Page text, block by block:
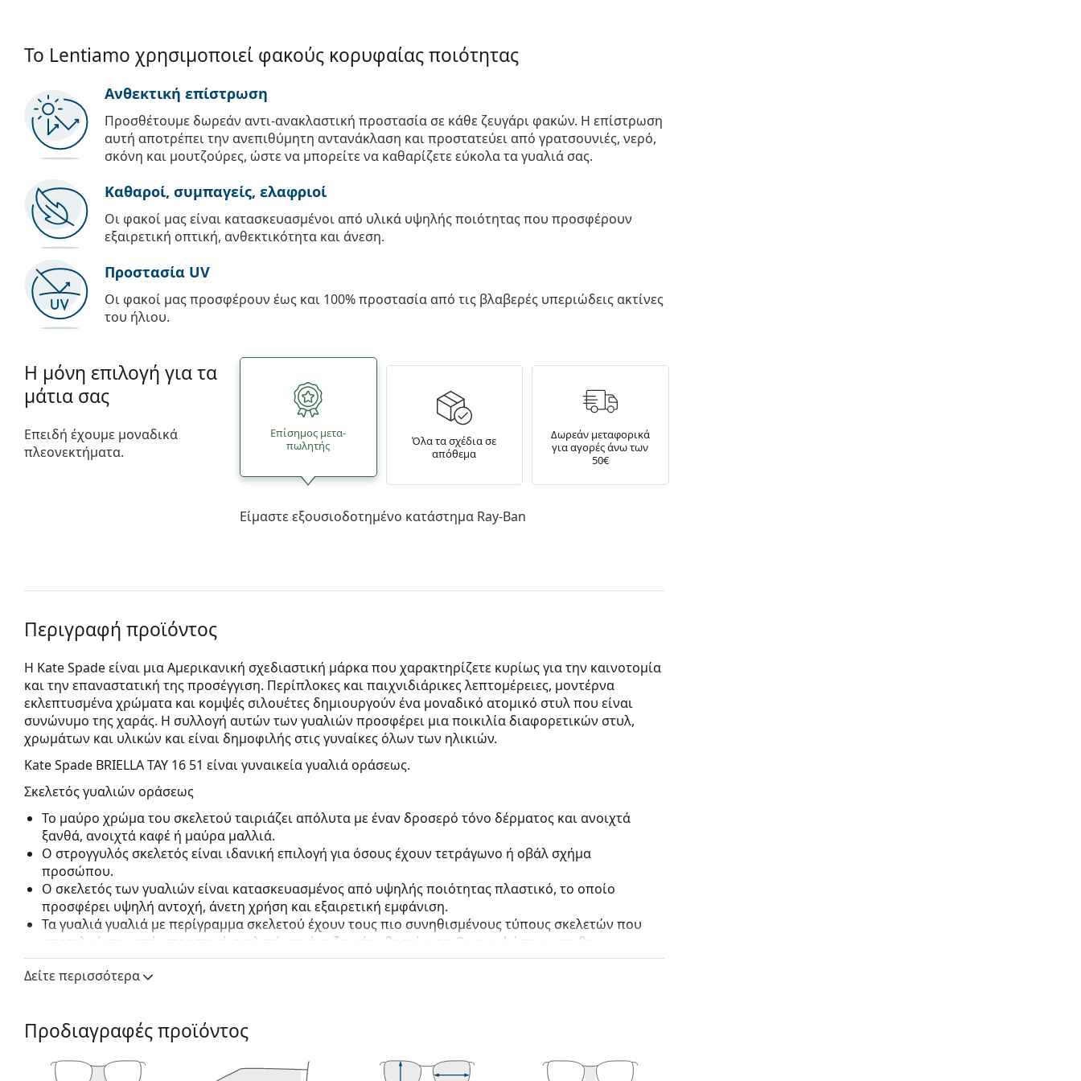
Το Lentiamo χρησιμοποιεί φακούς κορυφαίας ποιότητας
Ανθεκτική επίστρωση
Προσθέτουμε δωρεάν αντι-ανακλαστική προστασία σε κάθε ζευγάρι φακών. Η επίστρωση
αυτή αποτρέπει την ανεπιθύμητη αντανάκλαση και προστατεύει από γρατσουνιές, νερό,
σκόνη και μουτζούρες, ώστε να μπορείτε να καθαρίζετε εύκολα τα γυαλιά σας.
Καθαροί, συμπαγείς, ελαφριοί
Οι φακοί μας είναι κατασκευασμένοι από υλικά υψηλής ποιότητας που προσφέρουν
εξαιρετική οπτική, ανθεκτικότητα και άνεση.
Προστασία UV
Οι φακοί μας προσφέρουν έως και 100% προστασία από τις βλαβερές υπεριώδεις ακτίνες
του ήλιου.
Η μόνη επιλογή για τα
μάτια σας
Επειδή έχουμε μοναδικά
πλεονεκτήματα.
Επίσημος μετα­
πωλητής
Όλα τα σχέδια σε
απόθεμα
Δωρεάν μεταφορικά
για αγορές άνω των
50€
Είμαστε εξουσιοδοτημένο κατάστημα Ray-Ban
Περιγραφή προϊόντος
Η Kate Spade είναι μια Αμερικανική σχεδιαστική μάρκα που χαρακτηρίζετε κυρίως για την καινοτομία
και την επαναστατική της προσέγγιση. Περίπλοκες και παιχνιδιάρικες λεπτομέρειες, μοντέρνα
εκλεπτυσμένα χρώματα και κομψές σιλουέτες δημιουργούν ένα μοναδικό ατομικό στυλ που είναι
συνώνυμο της χαράς. Η συλλογή αυτών των γυαλιών προσφέρει μια ποικιλία διαφορετικών στυλ,
χρωμάτων και υλικών και είναι δημοφιλής στις γυναίκες όλων των ηλικιών.
Kate Spade BRIELLA TAY 16 51 είναι γυναικεία γυαλιά οράσεως.
Σκελετός γυαλιών οράσεως
Το μαύρο χρώμα του σκελετού ταιριάζει απόλυτα με έναν δροσερό τόνο δέρματος και ανοιχτά
ξανθά, ανοιχτά καφέ ή μαύρα μαλλιά.
Ο στρογγυλός σκελετός είναι ιδανική επιλογή για όσους έχουν τετράγωνο ή οβάλ σχήμα
προσώπου.
Ο σκελετός των γυαλιών είναι κατασκευασμένος από υψηλής ποιότητας πλαστικό, το οποίο
προσφέρει υψηλή αντοχή, άνετη χρήση και εξαιρετική εμφάνιση.
Τα γυαλιά γυαλιά με περίγραμμα σκελετού έχουν τους πιο συνηθισμένους τύπους σκελετών που
αποτελούνται από μπροστινό σκελετό και ένα ζευγάρι βραχίονες. Θα ανυψώσουν και θα
συμπληρώσουν το στυλ σας χάρη στον αξιοσημείωτο σχεδιασμό τους. Μερικά από τα
πλεονεκτήματά τους είναι η ανθεκτικότητα και το γεγονός ότι περικλείουν πλήρως τον φακό και
Οι μεντεσέδες των ελατηρίων προσφέρουν στους βραχίονες μεγαλύτερη κίνηση, περισσότερο από
90 ° μοίρες, με αποτέλεσμα την καλύτερη άνεση στη χρήση των γυαλιών. Οι σκελετοί είναι πιο
ανθεκτικοί στις βλάβες και διατηρούν περισσότερο τη σωστή εφαρμογή των γυαλιών.
Δείτε περισσότερα
Προδιαγραφές προϊόντος